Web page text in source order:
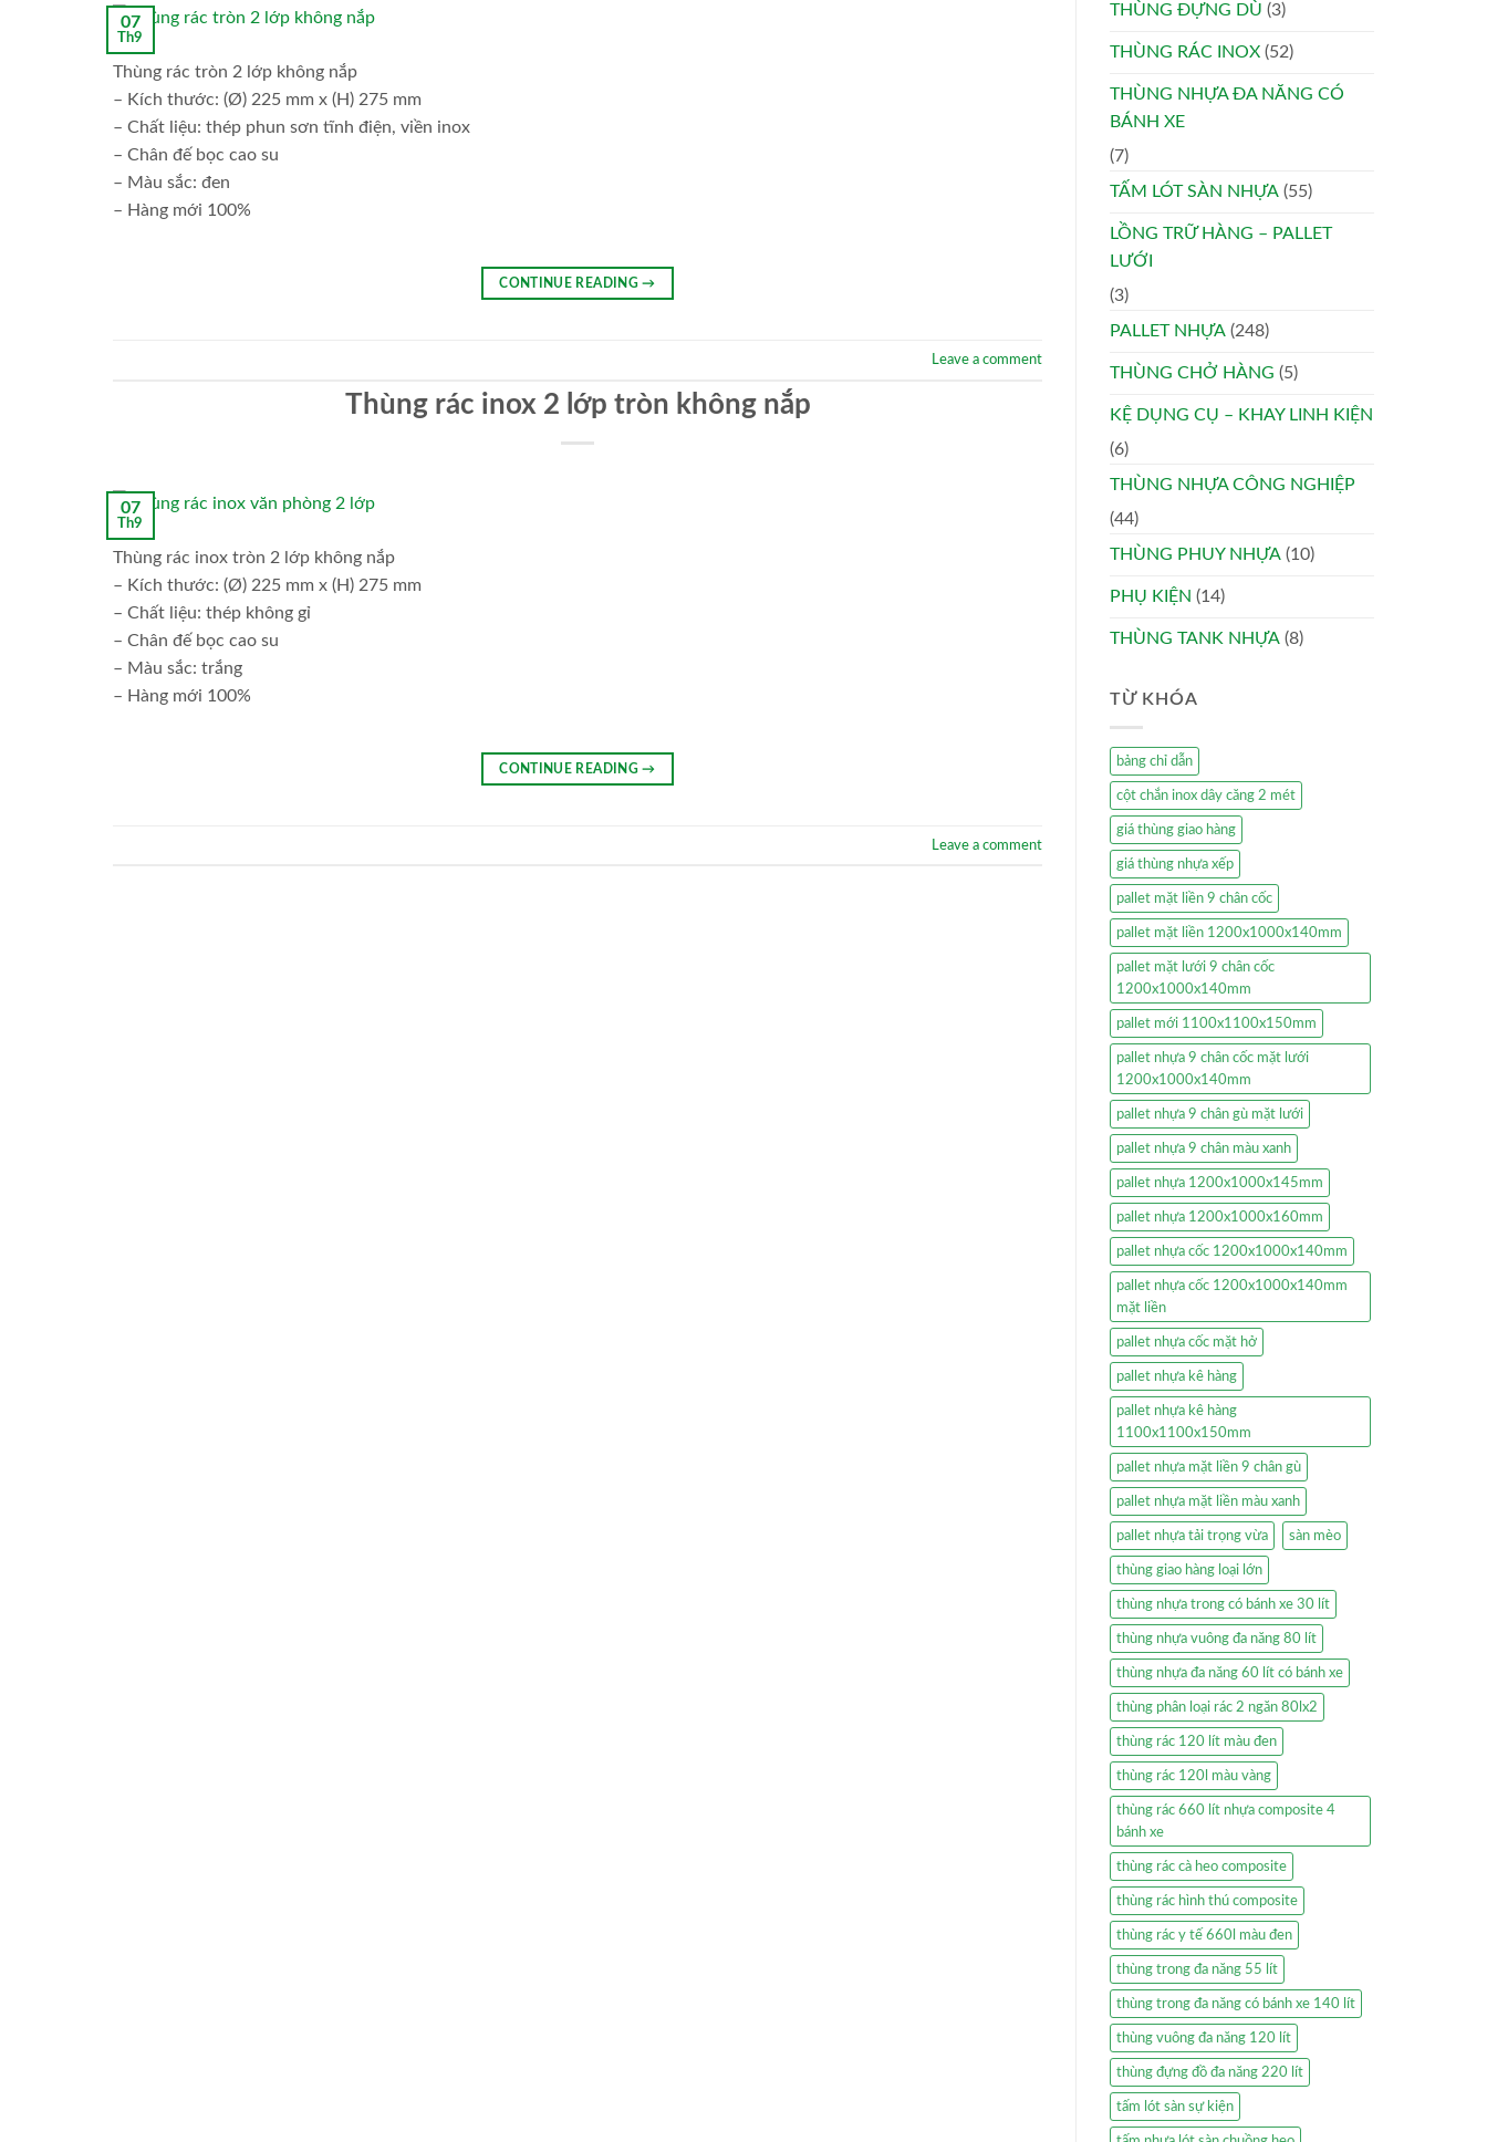
07
Th9
Thùng rác tròn 2 lớp không nắp
– Kích thước: (Ø) 225 mm x (H) 275 mm
– Chất liệu: thép phun sơn tĩnh điện, viền inox
– Chân đế bọc cao su
– Màu sắc: đen
– Hàng mới 100%
CONTINUE READING→
Leave a comment
Thùng rác inox 2 lớp tròn không nắp
07
Th9
Thùng rác inox tròn 2 lớp không nắp
– Kích thước: (Ø) 225 mm x (H) 275 mm
– Chất liệu: thép không gỉ
– Chân đế bọc cao su
– Màu sắc: trắng
– Hàng mới 100%
CONTINUE READING→
Leave a comment
THÙNG ĐỰNG DÙ (3)
THÙNG RÁC INOX (52)
THÙNG NHỰA ĐA NĂNG CÓ
BÁNH XE
(7)
TẤM LÓT SÀN NHỰA (55)
LỒNG TRỮ HÀNG – PALLET
LƯỚI
(3)
PALLET NHỰA (248)
THÙNG CHỞ HÀNG (5)
KỆ DỤNG CỤ – KHAY LINH KIỆN
(6)
THÙNG NHỰA CÔNG NGHIỆP
(44)
THÙNG PHUY NHỰA (10)
PHỤ KIỆN (14)
THÙNG TANK NHỰA (8)
TỪ KHÓA
bảng chỉ dẫn
cột chắn inox dây căng 2 mét
giá thùng giao hàng
giá thùng nhựa xếp
pallet mặt liền 9 chân cốc
pallet mặt liền 1200x1000x140mm
pallet mặt lưới 9 chân cốc
1200x1000x140mm
pallet mới 1100x1100x150mm
pallet nhựa 9 chân cốc mặt lưới
1200x1000x140mm
pallet nhựa 9 chân gù mặt lưới
pallet nhựa 9 chân màu xanh
pallet nhựa 1200x1000x145mm
pallet nhựa 1200x1000x160mm
pallet nhựa cốc 1200x1000x140mm
pallet nhựa cốc 1200x1000x140mm
mặt liền
pallet nhựa cốc mặt hở
pallet nhựa kê hàng
pallet nhựa kê hàng
1100x1100x150mm
pallet nhựa mặt liền 9 chân gù
pallet nhựa mặt liền màu xanh
pallet nhựa tải trọng vừa sàn mèo
thùng giao hàng loại lớn
thùng nhựa trong có bánh xe 30 lít
thùng nhựa vuông đa năng 80 lít
thùng nhựa đa năng 60 lít có bánh xe
thùng phân loại rác 2 ngăn 80lx2
thùng rác 120 lít màu đen
thùng rác 120l màu vàng
thùng rác 660 lít nhựa composite 4
bánh xe
thùng rác cà heo composite
thùng rác hình thú composite
thùng rác y tế 660l màu đen
thùng trong đa năng 55 lít
thùng trong đa năng có bánh xe 140 lít
thùng vuông đa năng 120 lít
thùng đựng đồ đa năng 220 lít
tấm lót sàn sự kiện